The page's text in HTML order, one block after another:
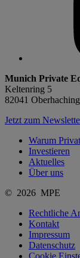
Munich Private
Keltenring 5
82041 Oberhaching
Jetzt zum
Warum
Investieren
Aktuelles
Über uns
© 2026 MPE
Rechtliche
Kontakt
Impressum
Datenschutz
Cookie